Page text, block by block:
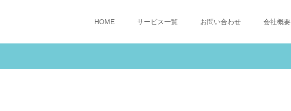
HOME サービス一覧 お問い合わせ 会社概要